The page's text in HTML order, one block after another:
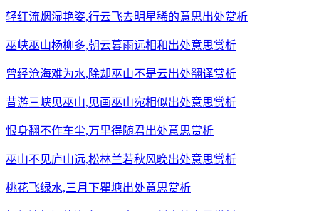
轻红流烟湿艳姿,行云飞去明星稀的意思出处赏析
巫峡巫山杨柳多,朝云暮雨远相和出处意思赏析
曾经沧海难为水,除却巫山不是云出处翻译赏析
昔游三峡见巫山,见画巫山宛相似出处意思赏析
恨身翻不作车尘,万里得随君出处意思赏析
巫山不见庐山远,松林兰若秋风晚出处意思赏析
桃花飞绿水,三月下瞿塘出处意思赏析